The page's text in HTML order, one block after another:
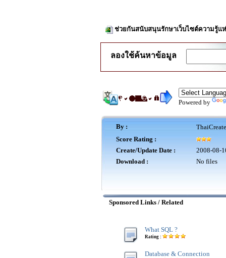
ช่วยกันสนับสนุนรักษาเว็บไซต์ความรู้แ
ลองใช้ค้นหาข้อมูล
Powered by
By :
Score Rating :
Create/Update Date :
2008-08-
Download :
No files
Sponsored Links / Related
What SQL ?
Rating :
Database & Connection